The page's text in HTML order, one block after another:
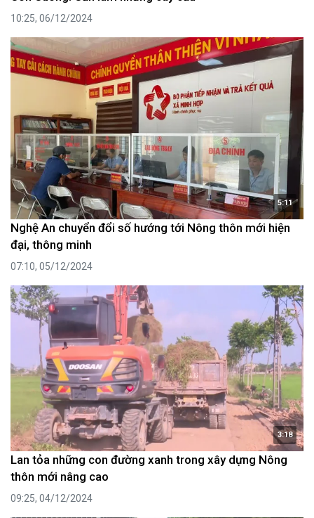
10:25, 06/12/2024
5:11
Nghệ An chuyển đổi số hướng tới Nông thôn mới hiện
đại, thông minh
07:10, 05/12/2024
3:18
Lan tỏa những con đường xanh trong xây dựng Nông
thôn mới nâng cao
09:25, 04/12/2024